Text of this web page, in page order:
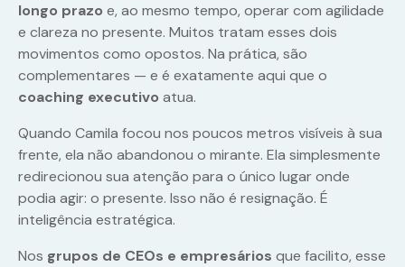
longo prazo e, ao mesmo tempo, operar com agilidade
e clareza no presente. Muitos tratam esses dois
movimentos como opostos. Na prática, são
complementares — e é exatamente aqui que o
coaching executivo atua.
Quando Camila focou nos poucos metros visíveis à sua
frente, ela não abandonou o mirante. Ela simplesmente
redirecionou sua atenção para o único lugar onde
podia agir: o presente. Isso não é resignação. É
inteligência estratégica.
Nos grupos de CEOs e empresários que facilito, esse